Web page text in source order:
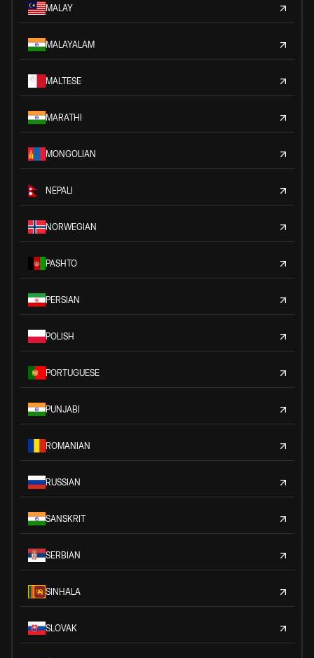
MALAY
MALAYALAM
MALTESE
MARATHI
MONGOLIAN
NEPALI
NORWEGIAN
PASHTO
PERSIAN
POLISH
PORTUGUESE
PUNJABI
ROMANIAN
RUSSIAN
SANSKRIT
SERBIAN
SINHALA
SLOVAK